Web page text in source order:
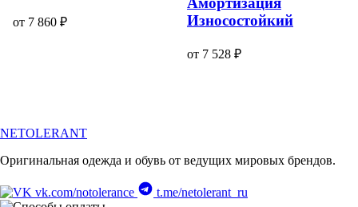
от 7 860 ₽
Износостойкий
от 7 528 ₽
NETOLERANT
Оригинальная одежда и обувь от ведущих мировых брендов.
vk.com/notolerance t.me/netolerant_ru